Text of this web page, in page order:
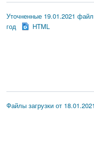
Уточненные 19.01.2021
год
HTML
Файлы загрузки от